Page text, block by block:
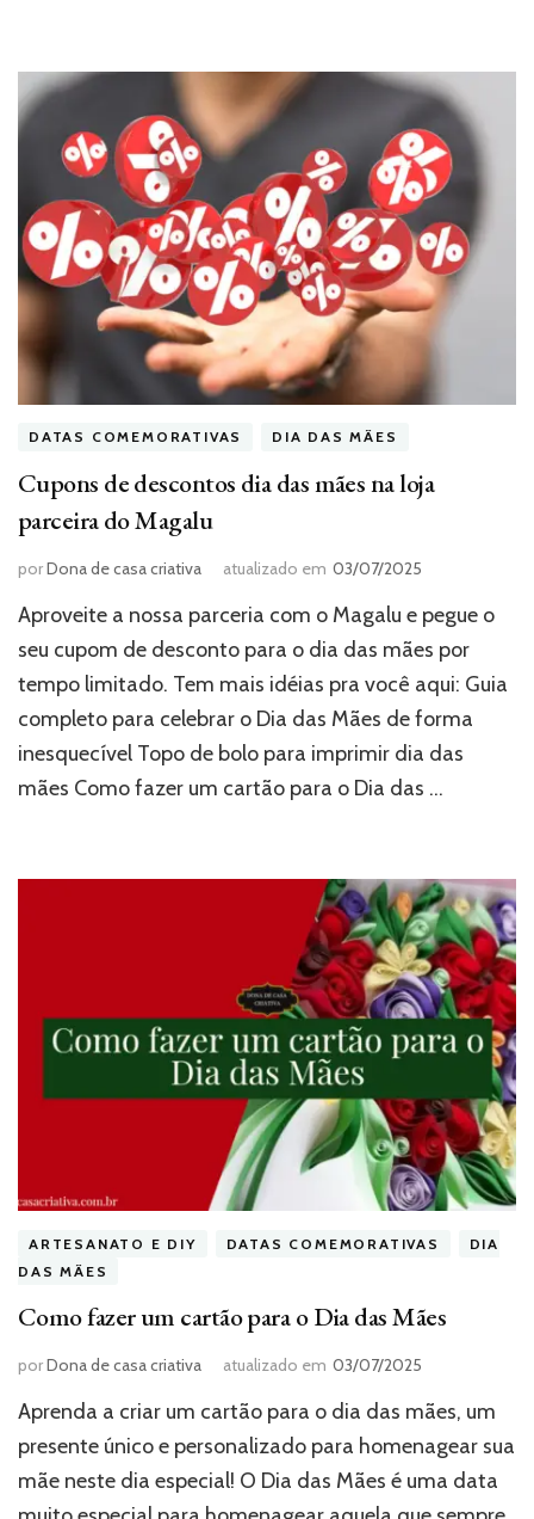
DATAS COMEMORATIVAS DIA DAS MÃES
Cupons de descontos dia das mães na loja
parceira do Magalu
porDona de casa criativa atualizado em 03/07/2025
Aproveite a nossa parceria com o Magalu e pegue o
seu cupom de desconto para o dia das mães por
tempo limitado. Tem mais idéias pra você aqui: Guia
completo para celebrar o Dia das Mães de forma
inesquecível Topo de bolo para imprimir dia das
mães Como fazer um cartão para o Dia das …
ARTESANATO E DIY DATAS COMEMORATIVAS
DIA
DAS MÃES
Como fazer um cartão para o Dia das Mães
porDona de casa criativa atualizado em 03/07/2025
Aprenda a criar um cartão para o dia das mães, um
presente único e personalizado para homenagear sua
mãe neste dia especial! O Dia das Mães é uma data